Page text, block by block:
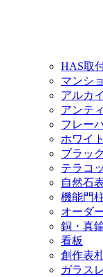
HAS取
マンシ
アルカ
アンテ
フレー
ホワイ
ブラッ
テラコ
自然石
機能門
オーダ
銅・真
看板
創作表
ガラス